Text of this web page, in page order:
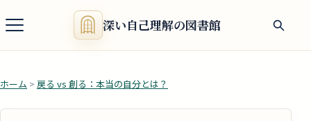
深い自己理解の図書館
ホーム > 戻る vs 創る：本当の自分とは？